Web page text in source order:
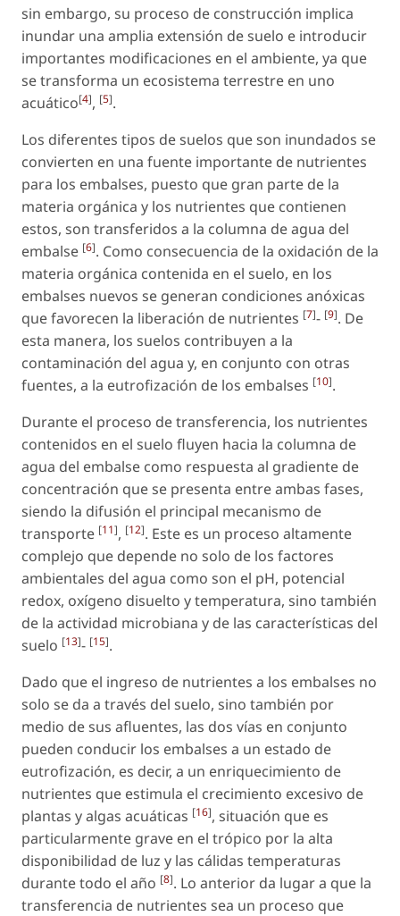
sin embargo, su proceso de construcción implica
inundar una amplia extensión de suelo e introducir
importantes modificaciones en el ambiente, ya que
se transforma un ecosistema terrestre en uno
acuático[4], [5].
Los diferentes tipos de suelos que son inundados se
convierten en una fuente importante de nutrientes
para los embalses, puesto que gran parte de la
materia orgánica y los nutrientes que contienen
estos, son transferidos a la columna de agua del
embalse [6]. Como consecuencia de la oxidación de la
materia orgánica contenida en el suelo, en los
embalses nuevos se generan condiciones anóxicas
que favorecen la liberación de nutrientes [7]- [9]. De
esta manera, los suelos contribuyen a la
contaminación del agua y, en conjunto con otras
fuentes, a la eutrofización de los embalses [10].
Durante el proceso de transferencia, los nutrientes
contenidos en el suelo fluyen hacia la columna de
agua del embalse como respuesta al gradiente de
concentración que se presenta entre ambas fases,
siendo la difusión el principal mecanismo de
transporte [11], [12]. Este es un proceso altamente
complejo que depende no solo de los factores
ambientales del agua como son el pH, potencial
redox, oxígeno disuelto y temperatura, sino también
de la actividad microbiana y de las características del
suelo [13]- [15].
Dado que el ingreso de nutrientes a los embalses no
solo se da a través del suelo, sino también por
medio de sus afluentes, las dos vías en conjunto
pueden conducir los embalses a un estado de
eutrofización, es decir, a un enriquecimiento de
nutrientes que estimula el crecimiento excesivo de
plantas y algas acuáticas [16], situación que es
particularmente grave en el trópico por la alta
disponibilidad de luz y las cálidas temperaturas
durante todo el año [8]. Lo anterior da lugar a que la
transferencia de nutrientes sea un proceso que